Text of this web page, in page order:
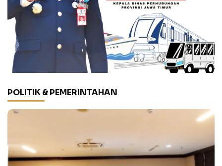
POLITIK & PEMERINTAHAN